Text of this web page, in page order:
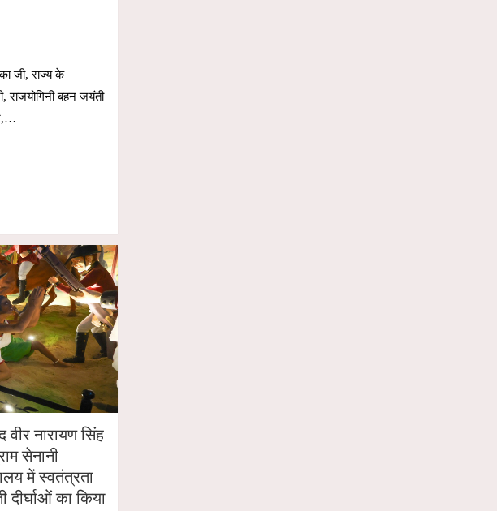
जी, राज्य के
राजयोगिनी बहन जयंती
वीर नारायण सिंह
सेनानी
में स्वतंत्रता
दीर्घाओं का किया